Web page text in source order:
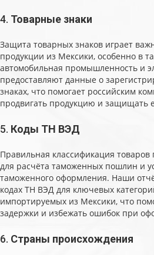
4. Товарные знаки
Защита товарных знаков играет
продукции из Мексики, особенно в
автомобильная промышленность и
предоставляют данные о
знаках, что помогает российским
продвигать продукцию и защищать
5. Коды ТН ВЭД
Правильная классификация
для расчёта таможенных пошлин и
таможенного оформления. Наши
кодах ТН ВЭД для ключевых
импортируемых из Мексики, что
задержки и избежать ошибок при
6. Страны происхождения